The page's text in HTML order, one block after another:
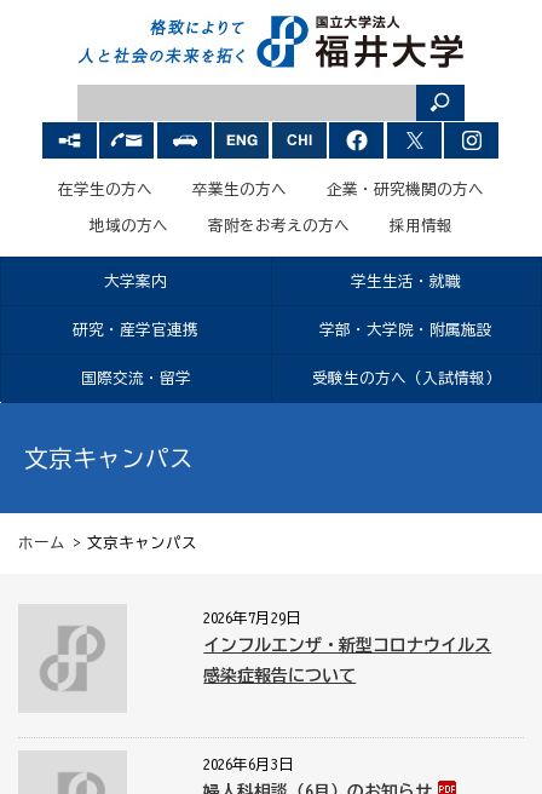
在学生の方へ 卒業生の方へ 企業・研究機関の方へ
地域の方へ 寄附をお考えの方へ 採用情報
大学案内 学生生活・就職
研究・産学官連携 学部・大学院・附属施設
国際交流・留学 受験生の方へ（入試情報）
文京キャンパス
ホーム > 文京キャンパス
2026年7月29日
インフルエンザ・新型コロナウイルス
感染症報告について
2026年6月3日